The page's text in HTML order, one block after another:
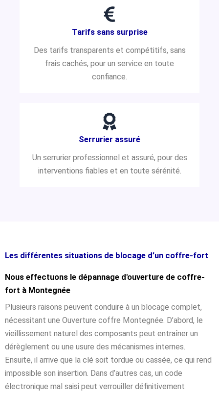
Tarifs sans surprise
Des tarifs transparents et compétitifs, sans
frais cachés, pour un service en toute
confiance.
Serrurier assuré
Un serrurier professionnel et assuré, pour des
interventions fiables et en toute sérénité.
Les différentes situations de blocage d’un coffre-fort
Nous effectuons le dépannage d'ouverture de coffre-
fort à Montegnée
Plusieurs raisons peuvent conduire à un blocage complet,
nécessitant une Ouverture coffre Montegnée. D’abord, le
vieillissement naturel des composants peut entraîner un
dérèglement ou une usure des mécanismes internes.
Ensuite, il arrive que la clé soit tordue ou cassée, ce qui rend
impossible son insertion. Dans d’autres cas, un code
électronique mal saisi peut verrouiller définitivement